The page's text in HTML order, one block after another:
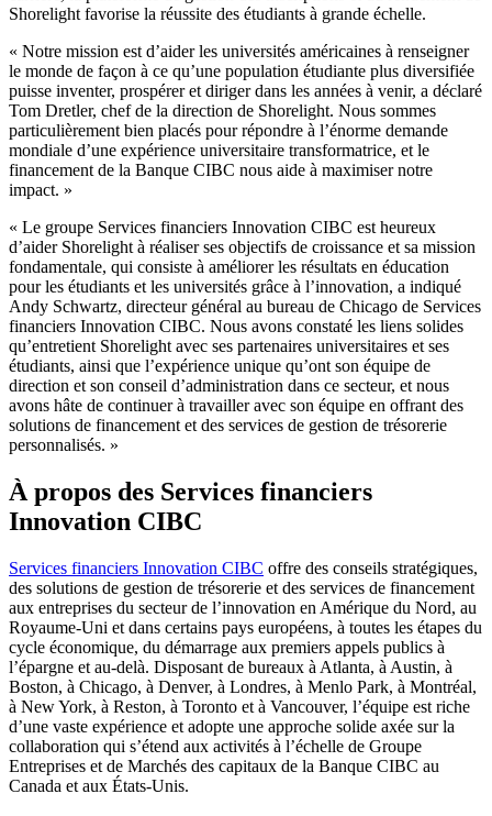
Shorelight favorise la réussite des étudiants à grande échelle.
« Notre mission est d’aider les universités américaines à renseigner
le monde de façon à ce qu’une population étudiante plus diversifiée
puisse inventer, prospérer et diriger dans les années à venir, a déclaré
Tom Dretler, chef de la direction de Shorelight. Nous sommes
particulièrement bien placés pour répondre à l’énorme demande
mondiale d’une expérience universitaire transformatrice, et le
financement de la Banque CIBC nous aide à maximiser notre
impact. »
« Le groupe Services financiers Innovation CIBC est heureux
d’aider Shorelight à réaliser ses objectifs de croissance et sa mission
fondamentale, qui consiste à améliorer les résultats en éducation
pour les étudiants et les universités grâce à l’innovation, a indiqué
Andy Schwartz, directeur général au bureau de Chicago de Services
financiers Innovation CIBC. Nous avons constaté les liens solides
qu’entretient Shorelight avec ses partenaires universitaires et ses
étudiants, ainsi que l’expérience unique qu’ont son équipe de
direction et son conseil d’administration dans ce secteur, et nous
avons hâte de continuer à travailler avec son équipe en offrant des
solutions de financement et des services de gestion de trésorerie
personnalisés. »
À propos des Services financiers
Innovation CIBC
Services financiers Innovation CIBC offre des conseils stratégiques,
des solutions de gestion de trésorerie et des services de financement
aux entreprises du secteur de l’innovation en Amérique du Nord, au
Royaume-Uni et dans certains pays européens, à toutes les étapes du
cycle économique, du démarrage aux premiers appels publics à
l’épargne et au-delà. Disposant de bureaux à Atlanta, à Austin, à
Boston, à Chicago, à Denver, à Londres, à Menlo Park, à Montréal,
à New York, à Reston, à Toronto et à Vancouver, l’équipe est riche
d’une vaste expérience et adopte une approche solide axée sur la
collaboration qui s’étend aux activités à l’échelle de Groupe
Entreprises et de Marchés des capitaux de la Banque CIBC au
Canada et aux États-Unis.